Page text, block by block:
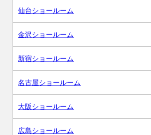
仙台ショールーム
金沢ショールーム
新宿ショールーム
名古屋ショールーム
大阪ショールーム
広島ショールーム